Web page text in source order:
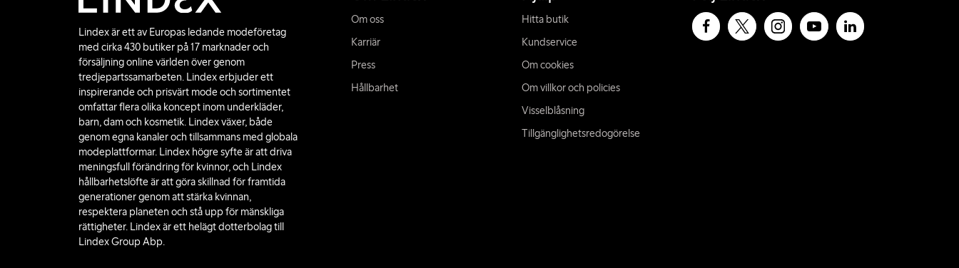
Lindex är ett av Europas ledande modeföretag
med cirka 430 butiker på 17 marknader och
försäljning online världen över genom
tredjepartssamarbeten. Lindex erbjuder ett
inspirerande och prisvärt mode och sortimentet
omfattar flera olika koncept inom underkläder,
barn, dam och kosmetik. Lindex växer, både
genom egna kanaler och tillsammans med globala
modeplattformar. Lindex högre syfte är att driva
meningsfull förändring för kvinnor, och Lindex
hållbarhetslöfte är att göra skillnad för framtida
generationer genom att stärka kvinnan,
respektera planeten och stå upp för mänskliga
rättigheter. Lindex är ett helägt dotterbolag till
Lindex Group Abp.
Om oss
Karriär
Press
Hållbarhet
Hitta butik
Kundservice
Om cookies
Om villkor och policies
Visselblåsning
Tillgänglighetsredogörelse